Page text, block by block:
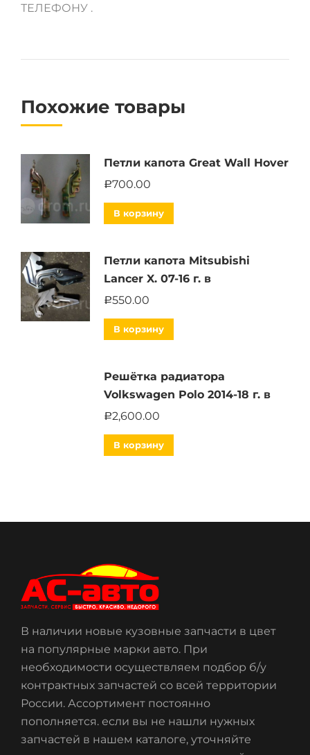
ТЕЛЕФОНУ .
Похожие товары
Петли капота Great Wall Hover
Р700.00
В корзину
Петли капота Mitsubishi
Lancer X. 07-16 г. в
Р550.00
В корзину
Решётка радиатора
Volkswagen Polo 2014-18 г. в
Р2,600.00
В корзину
В наличии новые кузовные запчасти в цвет
на популярные марки авто. При
необходимости осуществляем подбор б/у
контрактных запчастей со всей территории
России. Ассортимент постоянно
пополняется. если вы не нашли нужных
запчастей в нашем каталоге, уточняйте